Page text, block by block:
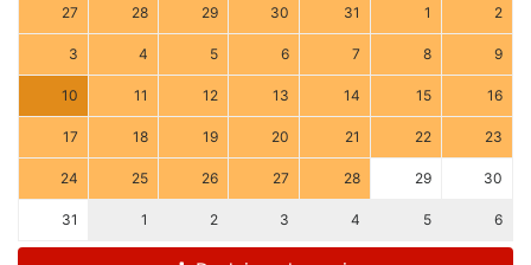
27 28 29 30 31 1 2
3 4 5 6 7 8 9
10 11 12 13 14 15 16
17 18 19 20 21 22 23
24 25 26 27 28 29 30
31 1 2 3 4 5 6